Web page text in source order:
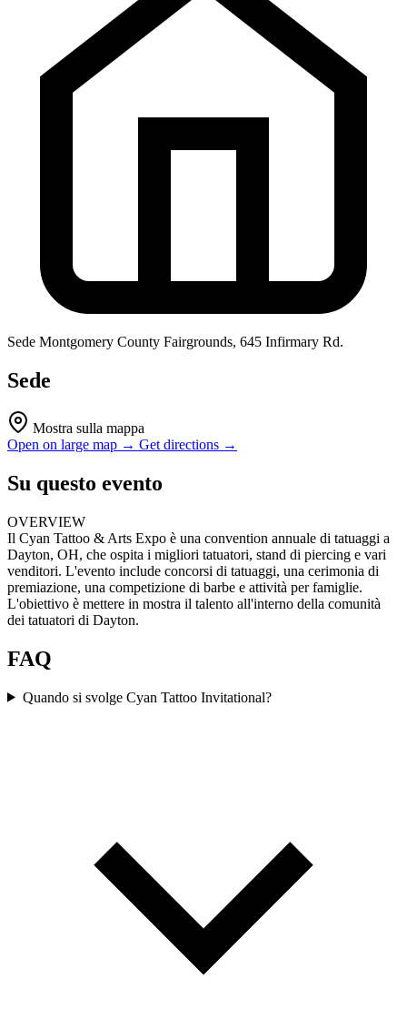
Sede Montgomery County Fairgrounds, 645 Infirmary Rd.
Sede
Mostra sulla mappa
Open on large map → Get directions →
Su questo evento
OVERVIEW
Il Cyan Tattoo & Arts Expo è una convention annuale di tatuaggi a
Dayton, OH, che ospita i migliori tatuatori, stand di piercing e vari
venditori. L'evento include concorsi di tatuaggi, una cerimonia di
premiazione, una competizione di barbe e attività per famiglie.
L'obiettivo è mettere in mostra il talento all'interno della comunità
dei tatuatori di Dayton.
FAQ
Quando si svolge Cyan Tattoo Invitational?